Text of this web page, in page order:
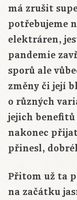
má zrušit
potřebujeme
elektráren,
pandemie
sporů ale
změny či její
o různých
jejich benefitů
nakonec
přinesl,
Přitom už ta
na začátku